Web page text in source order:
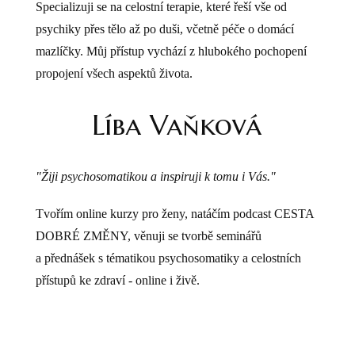
Specializuji se na celostní terapie, které řeší vše od
psychiky přes tělo až po duši, včetně péče o domácí
mazlíčky. Můj přístup vychází z hlubokého pochopení
propojení všech aspektů života.
Líba Vaňková
"Žiji psychosomatikou a inspiruji k tomu i Vás."
Tvořím online kurzy pro ženy, natáčím podcast CESTA
DOBRÉ ZMĚNY, věnuji se tvorbě seminářů
a přednášek s tématikou psychosomatiky a celostních
přístupů ke zdraví - online i živě.